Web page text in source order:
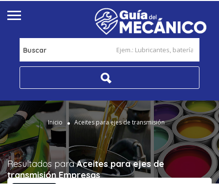
Buscar
Inicio Aceites para ejes de transmisión
Resultados paraAceites para ejes de
transmisión Empresas